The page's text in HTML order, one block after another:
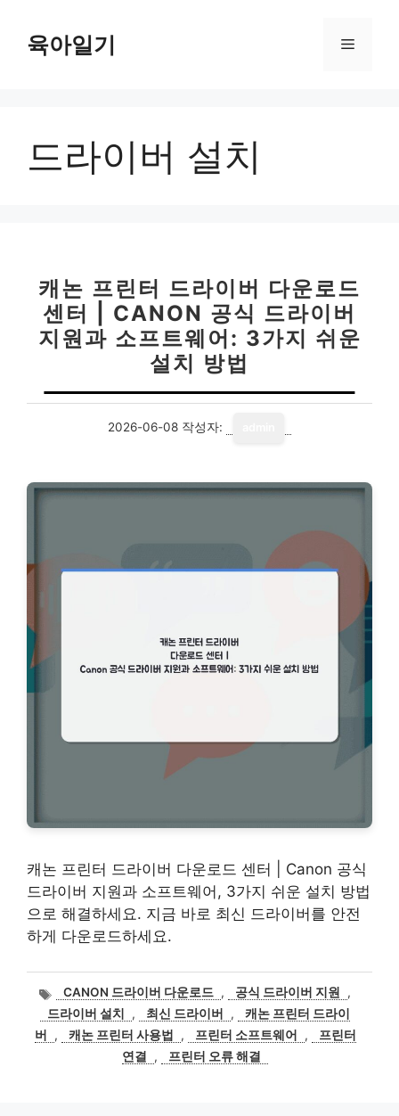
육아일기 메
드라이버 설치
캐논 프린터 드라이버 다운로드
센터 | CANON 공식 드라이버
지원과 소프트웨어: 3가지 쉬운
설치 방법
2026-06-08 작성자:
캐논 프린터 드라이버 다운로드 센터 | Canon 공식
드라이버 지원과 소프트웨어, 3가지 쉬운 설치 방법
으로 해결하세요. 지금 바로 최신 드라이버를 안전
하게 다운로드하세요.
태
그
CANON 드라이버 다운로드 , 공식 드라이버 지원
,
드라이버 설치
, 최신 드라이버 ,
캐논 프린터 드라이
버
, 캐논 프린터 사용법 , 프린터 소프트웨어 ,
프린터
연결
, 프린터 오류 해결